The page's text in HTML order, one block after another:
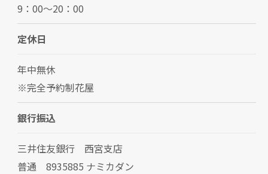
9：00～20：00
定休日
年中無休
※完全予約制花屋
銀行振込
三井住友銀行 西宮支店
普通 8935885 ナミカダン